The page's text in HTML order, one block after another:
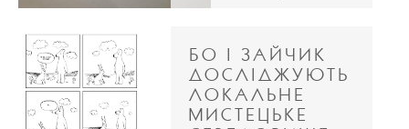
БО І ЗАЙЧИК
ДОСЛІДЖУЮТЬ
ЛОКАЛЬНЕ
МИСТЕЦЬКЕ